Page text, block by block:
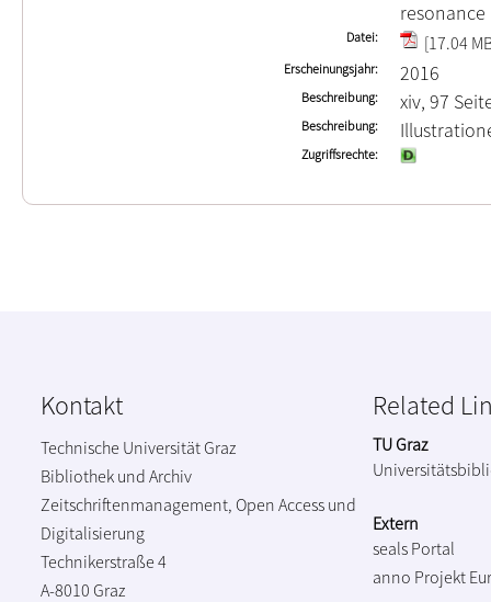
resonance
Datei [17.04
Erscheinungsjahr 2016
Beschreibung xiv, 97
Beschreibung
Zugriffsrechte
Kontakt
Technische Universität Graz
Bibliothek und Archiv
Zeitschriftenmanagement, Open Access und
Digitalisierung
Technikerstraße 4
A-8010 Graz
Related
TU Graz
Extern
seals Portal
anno Projekt